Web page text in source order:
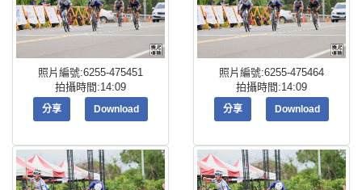
照片編號:6255-475451
拍攝時間:14:09
分享 Download
照片編號:6255-475464
拍攝時間:14:09
分享 Download